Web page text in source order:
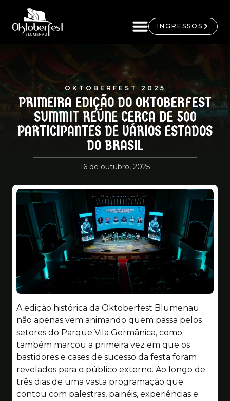
INGRESSOS
OKTOBERFEST 2025
PRIMEIRA EDIÇÃO DO OKTOBERFEST
SUMMIT REÚNE CERCA DE 500
PARTICIPANTES DE VÁRIOS ESTADOS
DO BRASIL
16 de outubro, 2025
A edição histórica da Oktoberfest Blumenau
não apenas vem animando quem passa pelos
setores do Parque Vila Germânica, como
também marcou a primeira vez em que os
bastidores e cases de sucesso da festa foram
revelados para o público externo. Ao longo de
três dias de uma vasta programação que
contou com palestras, painéis, experiências e